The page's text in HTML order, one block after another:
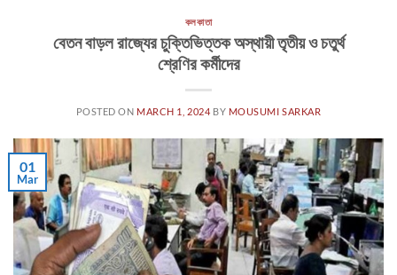
কলকাতা
বেতন বাড়ল রাজ্যের চুক্তিভিত্তক অস্থায়ী তৃতীয় ও চতুর্থ
শ্রেণির কর্মীদের
POSTED ON MARCH 1, 2024 BY MOUSUMI SARKAR
01
Mar